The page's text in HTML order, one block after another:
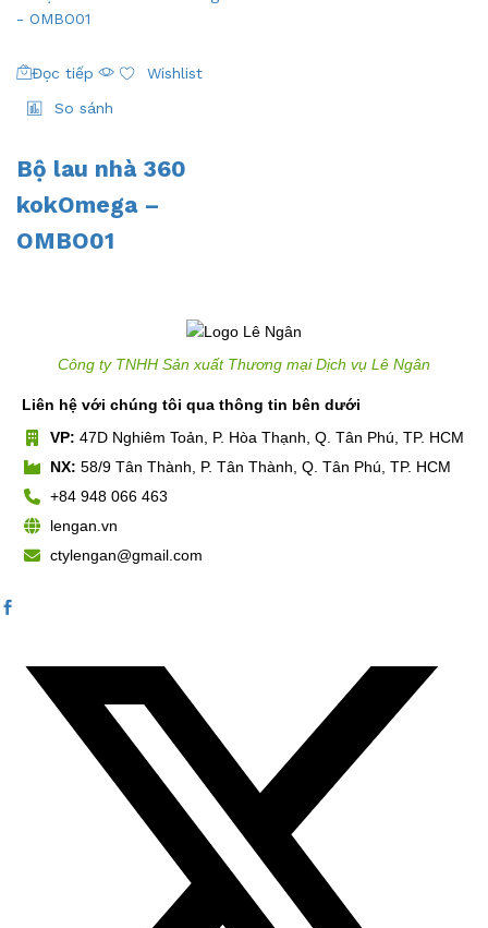
Đọc tiếp
Wishlist
So sánh
Bộ lau nhà 360
kokOmega –
OMBO01
Công ty TNHH Sản xuất Thương mại Dịch vụ Lê Ngân
Liên hệ với chúng tôi qua thông tin bên dưới
VP: 47D Nghiêm Toản, P. Hòa Thạnh, Q. Tân Phú, TP. HCM
NX: 58/9 Tân Thành, P. Tân Thành, Q. Tân Phú, TP. HCM
+84 948 066 463
lengan.vn
ctylengan@gmail.com